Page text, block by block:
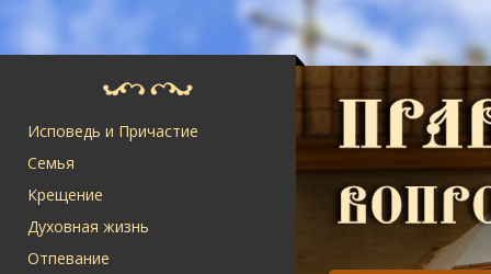
Исповедь и Причастие
Семья
Крещение
Духовная жизнь
Отпевание